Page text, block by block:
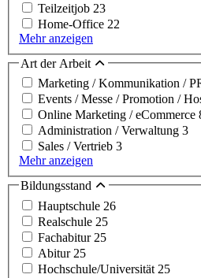
Teilzeitjob 23
Home-Office 22
Mehr anzeigen
Art der Arbeit
Marketing / Kommunikation /
Events / Messe / Promotion /
Online Marketing / eCommerce
Administration / Verwaltung 3
Sales / Vertrieb 3
Mehr anzeigen
Bildungsstand
Hauptschule 26
Realschule 25
Fachabitur 25
Abitur 25
Hochschule/Universität 25